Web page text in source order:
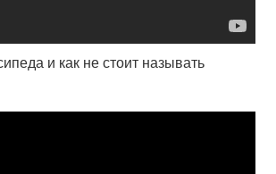
и как не стоит называть